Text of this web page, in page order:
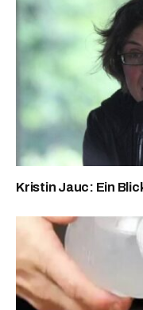
Kristin Jauc: Ein